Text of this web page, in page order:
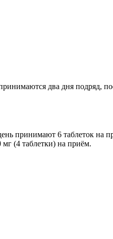
два дня подряд,
принимают 6 таблеток на
(4 таблетки) на приём.